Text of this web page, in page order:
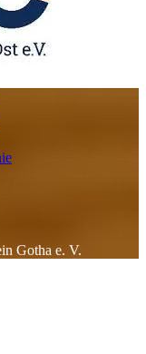
Gotha e. V.